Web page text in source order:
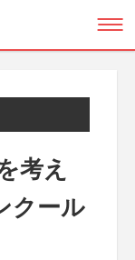
考え
クール